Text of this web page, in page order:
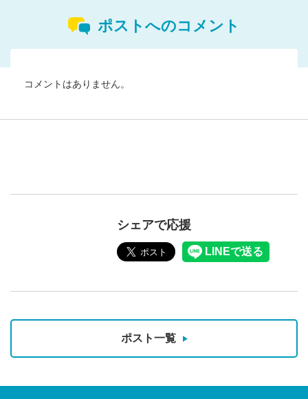
ポストへのコメント
コメントはありません。
シェアで応援
ポスト一覧